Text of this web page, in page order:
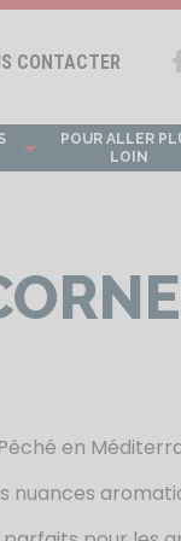
contacter
CONTACTER
POUR ALLER
LOIN
en